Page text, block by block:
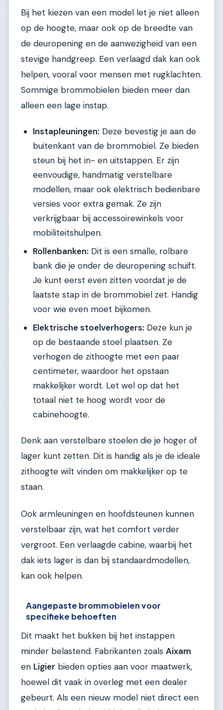
Bij het kiezen van een model let je niet alleen
op de hoogte, maar ook op de breedte van
de deuropening en de aanwezigheid van een
stevige handgreep. Een verlaagd dak kan ook
helpen, vooral voor mensen met rugklachten.
Sommige brommobielen bieden meer dan
alleen een lage instap.
Instapleuningen: Deze bevestig je aan de
buitenkant van de brommobiel. Ze bieden
steun bij het in- en uitstappen. Er zijn
eenvoudige, handmatig verstelbare
modellen, maar ook elektrisch bedienbare
versies voor extra gemak. Ze zijn
verkrijgbaar bij accessoirewinkels voor
mobiliteitshulpen.
Rollenbanken: Dit is een smalle, rolbare
bank die je onder de deuropening schuift.
Je kunt eerst even zitten voordat je de
laatste stap in de brommobiel zet. Handig
voor wie even moet bijkomen.
Elektrische stoelverhogers: Deze kun je
op de bestaande stoel plaatsen. Ze
verhogen de zithoogte met een paar
centimeter, waardoor het opstaan
makkelijker wordt. Let wel op dat het
totaal niet te hoog wordt voor de
cabinehoogte.
Denk aan verstelbare stoelen die je hoger of
lager kunt zetten. Dit is handig als je de ideale
zithoogte wilt vinden om makkelijker op te
staan.
Ook armleuningen en hoofdsteunen kunnen
verstelbaar zijn, wat het comfort verder
vergroot. Een verlaagde cabine, waarbij het
dak iets lager is dan bij standaardmodellen,
kan ook helpen.
Aangepaste brommobielen voor
specifieke behoeften
Dit maakt het bukken bij het instappen
minder belastend. Fabrikanten zoals Aixam
en Ligier bieden opties aan voor maatwerk,
hoewel dit vaak in overleg met een dealer
gebeurt. Als een nieuw model niet direct een